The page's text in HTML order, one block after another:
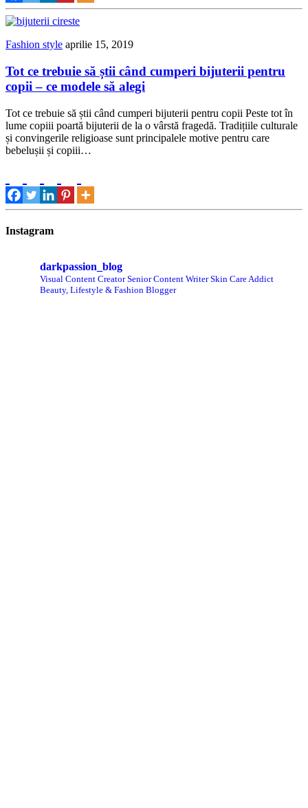
Fashion style aprilie 15, 2019
Tot ce trebuie să știi când cumperi bijuterii pentru
copii – ce modele să alegi
Tot ce trebuie să știi când cumperi bijuterii pentru copii Peste tot în
lume copiii poartă bijuterii de la o vârstă fragedă. Tradițiile culturale
și convingerile religioase sunt principalele motive pentru care
bebelușii și copiii…
Instagram
darkpassion_blog
Visual Content CreatorSenior Content WriterSkin Care Addict
Beauty, Lifestyle & Fashion Blogger